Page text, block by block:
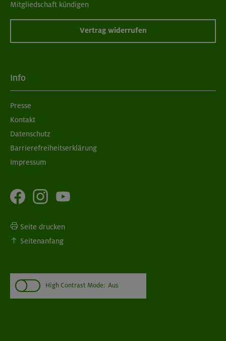
Mitgliedschaft kündigen
Vertrag widerrufen
Info
Presse
Kontakt
Datenschutz
Barrierefreiheitserklärung
Impressum
Seite drucken
Seitenanfang
High Contrast Mode: Aus